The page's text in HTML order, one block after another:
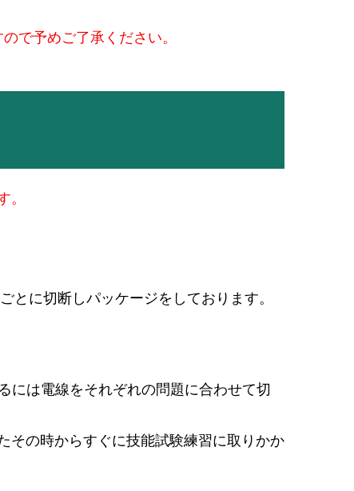
で予めご了承ください。
。
に切断しパッケージをしております。
には電線をそれぞれの問題に合わせて切
その時からすぐに技能試験練習に取りかか